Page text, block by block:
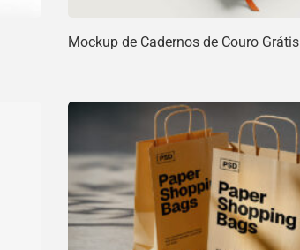
Mockup de Cadernos de Couro Grátis